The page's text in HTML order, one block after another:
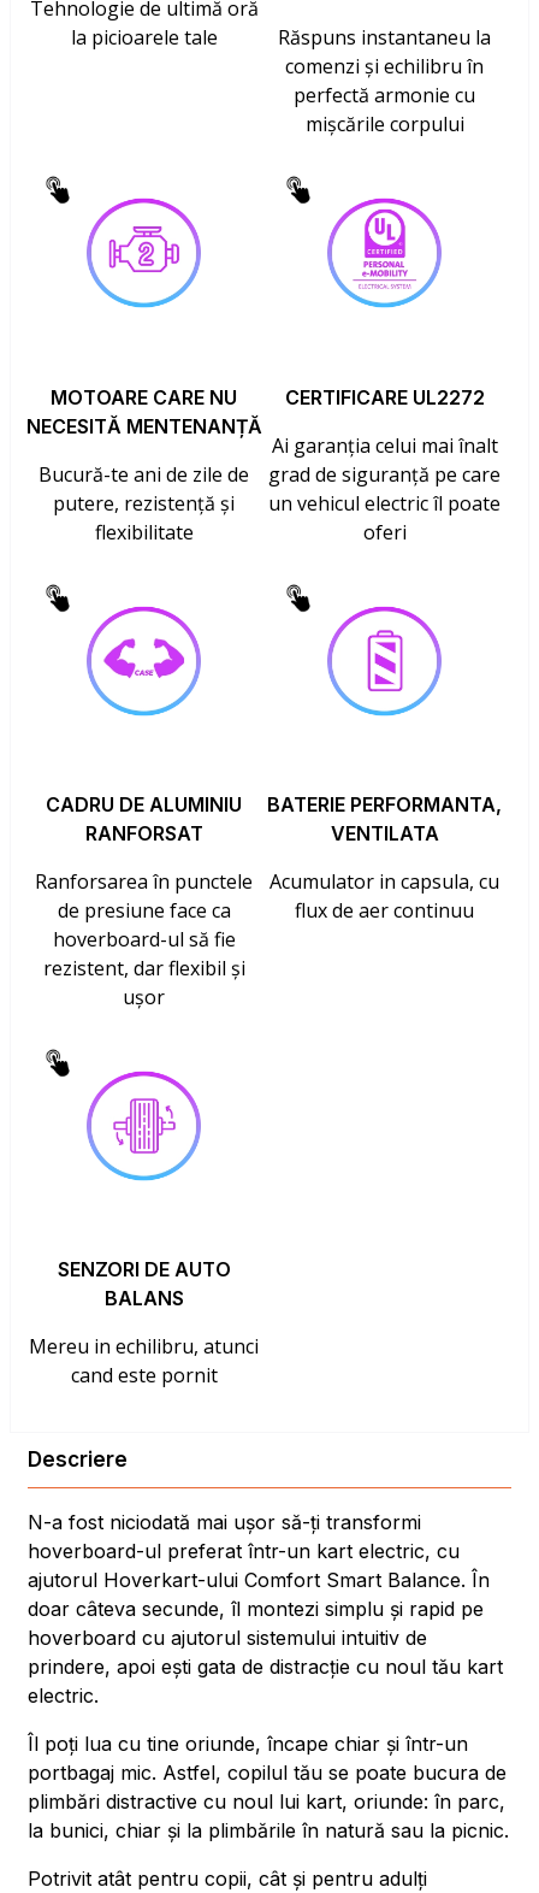
Tehnologie de ultimă oră
la picioarele tale
Răspuns instantaneu la
comenzi și echilibru în
perfectă armonie cu
mișcările corpului
MOTOARE CARE NU
NECESITĂ MENTENANȚĂ
Bucură-te ani de zile de
putere, rezistență și
flexibilitate
CERTIFICARE UL2272
Ai garanția celui mai înalt
grad de siguranță pe care
un vehicul electric îl poate
oferi
CADRU DE ALUMINIU
RANFORSAT
Ranforsarea în punctele
de presiune face ca
hoverboard-ul să fie
rezistent, dar flexibil și
ușor
BATERIE PERFORMANTA,
VENTILATA
Acumulator in capsula, cu
flux de aer continuu
SENZORI DE AUTO
BALANS
Mereu in echilibru, atunci
cand este pornit
Descriere
N-a fost niciodată mai ușor să-ți transformi
hoverboard-ul preferat într-un kart electric, cu
ajutorul Hoverkart-ului Comfort Smart Balance. În
doar câteva secunde, îl montezi simplu și rapid pe
hoverboard cu ajutorul sistemului intuitiv de
prindere, apoi ești gata de distracție cu noul tău kart
electric.
Îl poți lua cu tine oriunde, încape chiar și într-un
portbagaj mic. Astfel, copilul tău se poate bucura de
plimbări distractive cu noul lui kart, oriunde: în parc,
la bunici, chiar și la plimbările în natură sau la picnic.
Potrivit atât pentru copii, cât și pentru adulți